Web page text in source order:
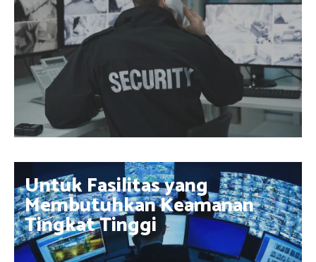
Untuk Fasilitas yang
Membutuhkan Keamanan
Tingkat Tinggi